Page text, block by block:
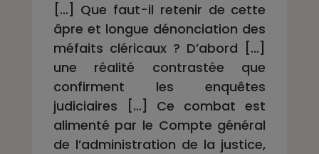
[…] Que faut-il retenir de cette
âpre et longue dénonciation des
méfaits cléricaux ? D’abord […]
une réalité contrastée que
confirment les enquêtes
judiciaires […] Ce combat est
alimenté par le Compte général
de l’administration de la justice,